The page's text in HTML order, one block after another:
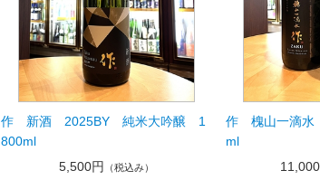
作 新酒 2025BY 純米大吟醸 1
800ml
5,500円
（税込み）
作 槐山一滴
ml